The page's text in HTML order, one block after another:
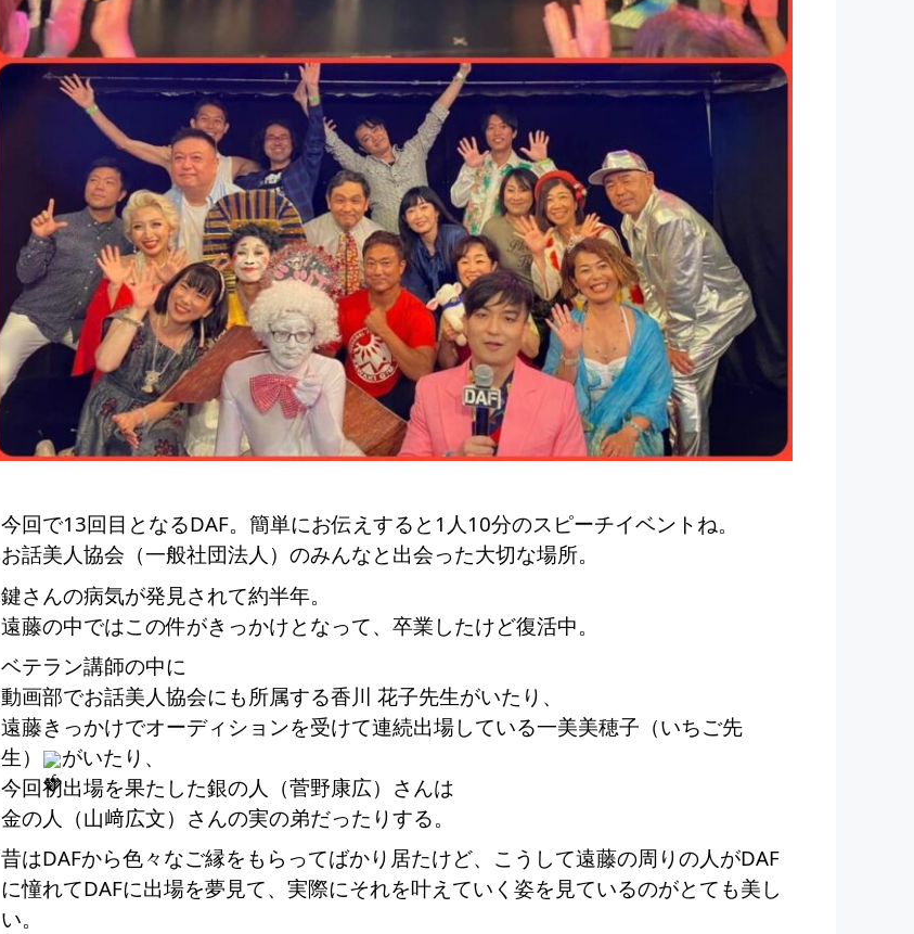
今回で13回目となるDAF。簡単にお伝えすると1人10分のスピーチイベントね。
お話美人協会（一般社団法人）のみんなと出会った大切な場所。
鍵さんの病気が発見されて約半年。
遠藤の中ではこの件がきっかけとなって、卒業したけど復活中。
ベテラン講師の中に
動画部でお話美人協会にも所属する香川 花子先生がいたり、
遠藤きっかけでオーディションを受けて連続出場している一美美穂子（いちご先
生）
がいたり、
今回初出場を果たした銀の人（菅野康広）さんは
金の人（山﨑広文）さんの実の弟だったりする。
昔はDAFから色々なご縁をもらってばかり居たけど、こうして遠藤の周りの人がDAF
に憧れてDAFに出場を夢見て、実際にそれを叶えていく姿を見ているのがとても美し
い。